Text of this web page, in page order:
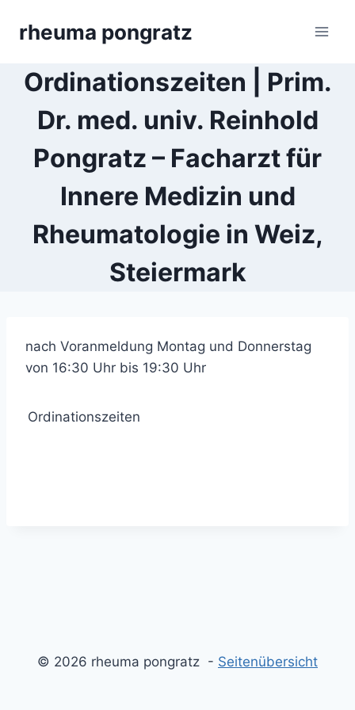
rheuma pongratz
Ordinationszeiten | Prim.
Dr. med. univ. Reinhold
Pongratz – Facharzt für
Innere Medizin und
Rheumatologie in Weiz,
Steiermark
nach Voranmeldung Montag und Donnerstag
von 16:30 Uhr bis 19:30 Uhr
Ordinationszeiten
© 2026 rheuma pongratz - Seitenübersicht